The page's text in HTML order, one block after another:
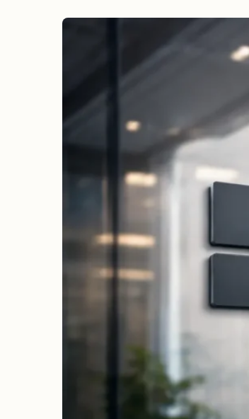
Wahlkampf auf Facebook
Reichweite & Community über
alle Altersgruppen